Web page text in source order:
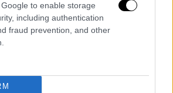
to enable storage
including authentication
fraud prevention, and other
του Σάσεξ αναγκάστηκε να
λύση διαμονής, ενώ
και τα δύο παιδιά τους
ασφάλειά τους στη